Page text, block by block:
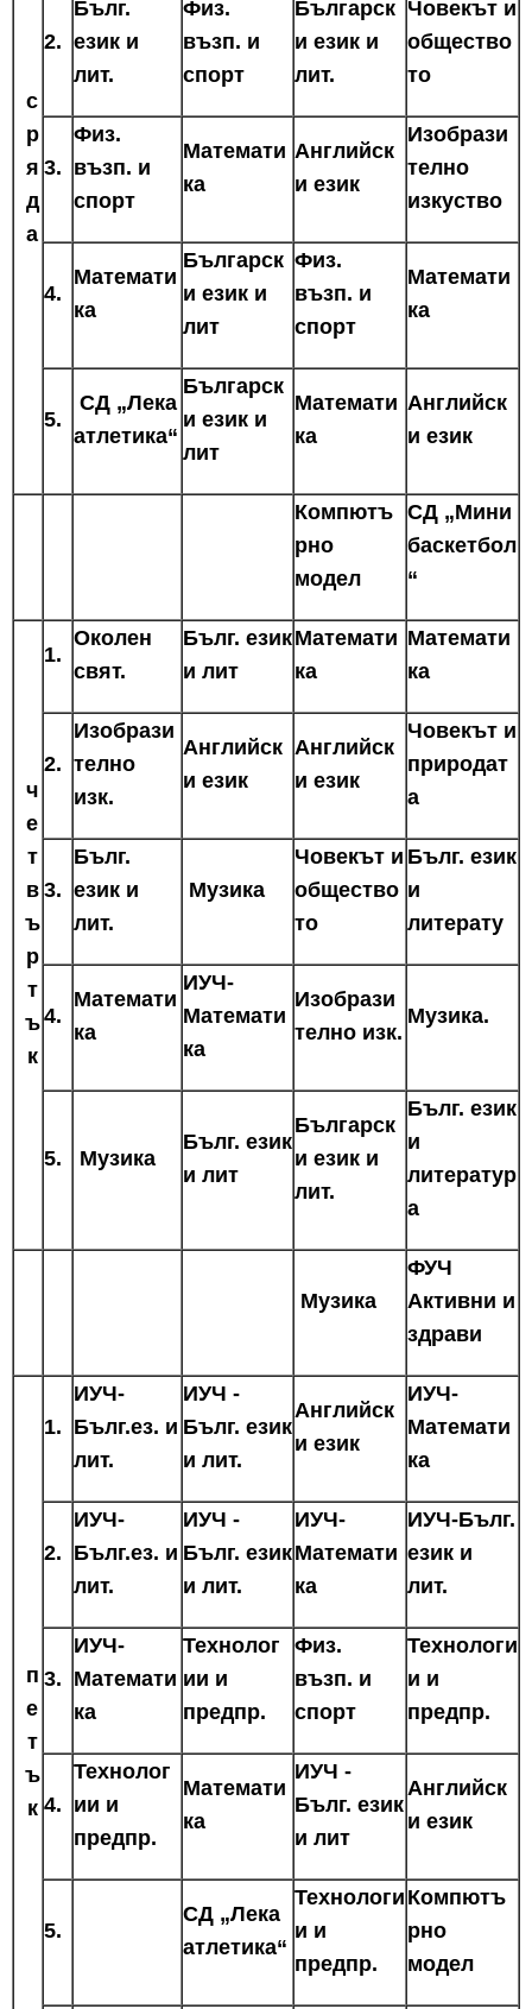
с
р
я
д
а
2.
Бълг.
език и
лит.
Физ.
възп. и
спорт
Българск
и език и
лит.
Човекът и
общество
то
3.
Физ.
възп. и
спорт
Математи
ка
Английск
и език
Изобрази
телно
изкуство
4.
Математи
ка
Българск
и език и
лит
Физ.
възп. и
спорт
Математи
ка
5.
СД „Лека
атлетика“
Българск
и език и
лит
Математи
ка
Английск
и език
Компютъ
рно
модел
СД „Мини
баскетбол
“
ч
е
т
в
ъ
р
т
ъ
к
1.
Околен
свят.
Бълг. език
и лит
Математи
ка
Математи
ка
2.
Изобрази
телно
изк.
Английск
и език
Английск
и език
Човекът и
природат
а
3.
Бълг.
език и
лит.
Музика
Човекът и
общество
то
Бълг. език
и
литерату
4.
Математи
ка
ИУЧ-
Математи
ка
Изобрази
телно изк.
Музика.
5. Музика
Бълг. език
и лит
Българск
и език и
лит.
Бълг. език
и
литератур
а
Музика
ФУЧ
Активни и
здрави
п
е
т
ъ
к
1.
ИУЧ-
Бълг.ез. и
лит.
ИУЧ -
Бълг. език
и лит.
Английск
и език
ИУЧ-
Математи
ка
2.
ИУЧ-
Бълг.ез. и
лит.
ИУЧ -
Бълг. език
и лит.
ИУЧ-
Математи
ка
ИУЧ-Бълг.
език и
лит.
3.
ИУЧ-
Математи
ка
Технолог
ии и
предпр.
Физ.
възп. и
спорт
Технологи
и и
предпр.
4.
Технолог
ии и
предпр.
Математи
ка
ИУЧ -
Бълг. език
и лит
Английск
и език
5.
СД „Лека
атлетика“
Технологи
и и
предпр.
Компютъ
рно
модел